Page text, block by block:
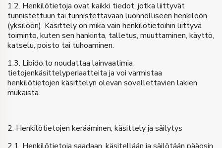
1.2. Henkilötietoja ovat kaikki tiedot, jotka liittyvät
tunnistettuun tai tunnistettavaan luonnolliseen henkilöön
(yksilöön). Käsittely on mikä vain henkilötietoihin liittyvä
toiminto, kuten sen hankinta, talletus, muuttaminen, käyttö,
katselu, poisto tai tuhoaminen.
1.3. Libido.to noudattaa lainvaatimia
tietojenkäsittelyperiaatteita ja voi varmistaa
henkilötietojen käsittelyn olevan sovellettavien lakien
mukaista.
2. Henkilötietojen kerääminen, käsittely ja säilytys